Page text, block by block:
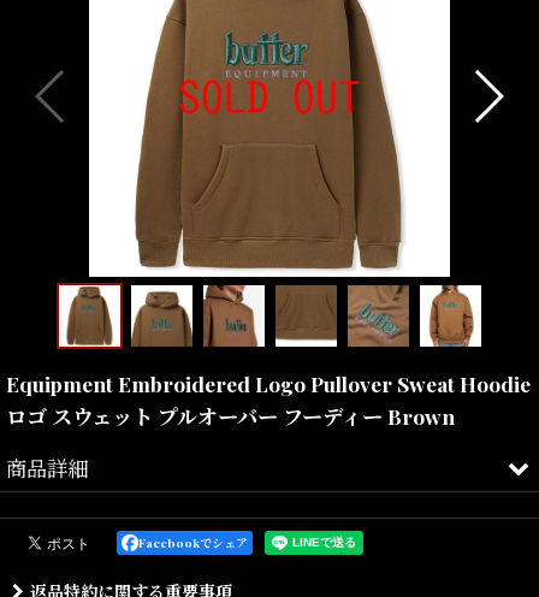
Equipment Embroidered Logo Pullover Sweat Hoodie
ロゴ スウェット プルオーバー フーディー Brown
商品詳細
肌触りの良いスウェットの素材感とシンプルなディーテールに刺繍
のロゴデザインが特徴的な仕上がりとなったEquipment
Facebookでシェア
返品特約に関する重要事項